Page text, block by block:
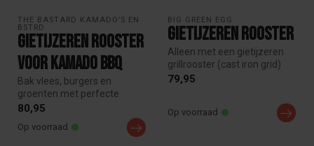
THE BASTARD KAMADO’S EN
BSTRD
Gietijzeren Rooster
voor Kamado BBQ
Bak vlees, burgers en
groenten met perfecte
grillstrepen dankzij het The
80,95
Op voorraad
BIG GREEN EGG
Gietijzeren rooster
Alleen met een gietijzeren
grillrooster (cast iron grid)
krijgt u de perfecte gr...
79,95
Op voorraad